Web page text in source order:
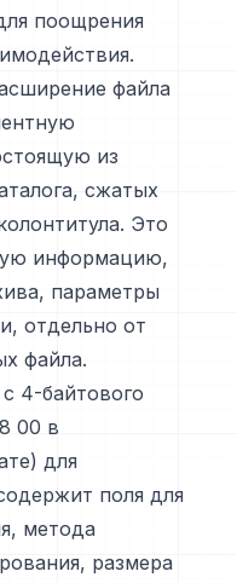
поощрения
файла
из
сжатых
Это
информацию,
параметры
отдельно от
файла.
4-байтового
00 в
для
поля для
метода
размера